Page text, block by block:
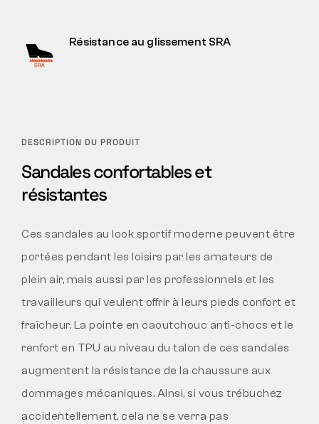
Résistance au glissement SRA
DESCRIPTION DU PRODUIT
Sandales confortables et
résistantes
Ces sandales au look sportif moderne peuvent être
portées pendant les loisirs par les amateurs de
plein air, mais aussi par les professionnels et les
travailleurs qui veulent offrir à leurs pieds confort et
fraîcheur. La pointe en caoutchouc anti-chocs et le
renfort en TPU au niveau du talon de ces sandales
augmentent la résistance de la chaussure aux
dommages mécaniques. Ainsi, si vous trébuchez
accidentellement, cela ne se verra pas